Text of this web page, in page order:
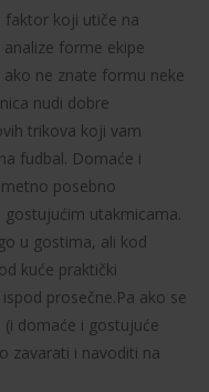
faktor koji utiče na
forme ekipe
ne znate formu neke
nudi dobre
trikova koji vam
fudbal. Domaće i
posebno
utakmicama.
u gostima, ali kod
kuće praktički
prosečne.Pa ako se
domaće i gostujuće
zavarati i navoditi na